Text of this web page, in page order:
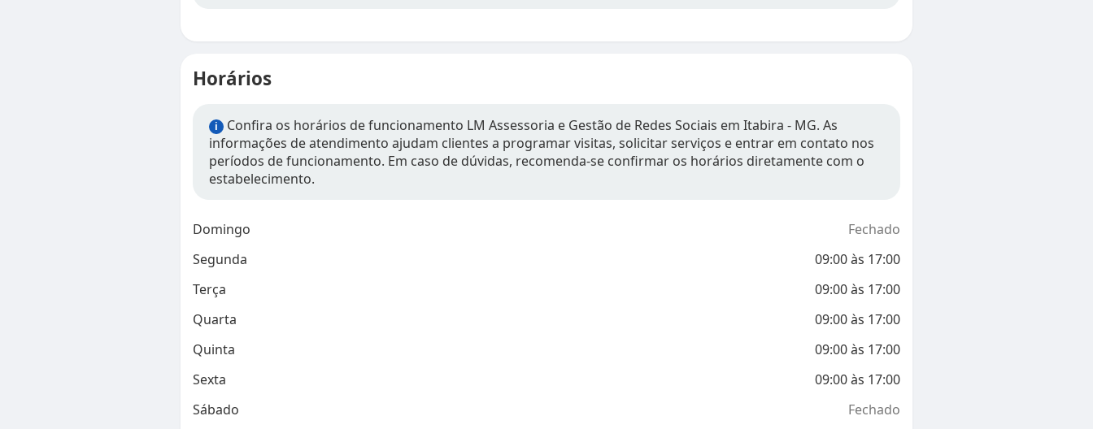
Horários
i
Confira os horários de funcionamento LM Assessoria e Gestão de Redes Sociais em Itabira - MG. As
informações de atendimento ajudam clientes a programar visitas, solicitar serviços e entrar em contato nos
períodos de funcionamento. Em caso de dúvidas, recomenda-se confirmar os horários diretamente com o
estabelecimento.
Domingo
Fechado
Segunda
09:00às 17:00
Terça
09:00às 17:00
Quarta
09:00às 17:00
Quinta
09:00às 17:00
Sexta
09:00às 17:00
Sábado
Fechado